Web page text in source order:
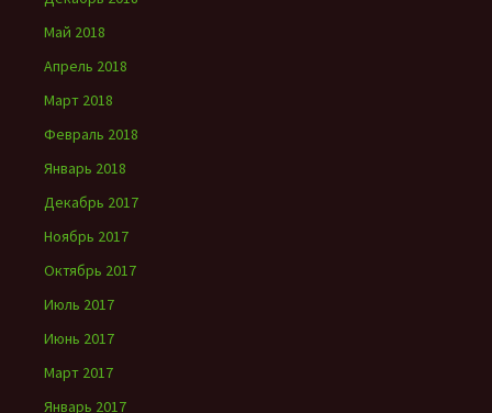
Май 2018
Апрель 2018
Март 2018
Февраль 2018
Январь 2018
Декабрь 2017
Ноябрь 2017
Октябрь 2017
Июль 2017
Июнь 2017
Март 2017
Январь 2017